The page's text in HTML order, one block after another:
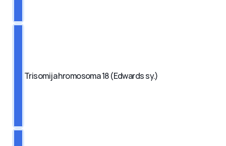
Trisomija hromosoma 18 (Edwards sy.)